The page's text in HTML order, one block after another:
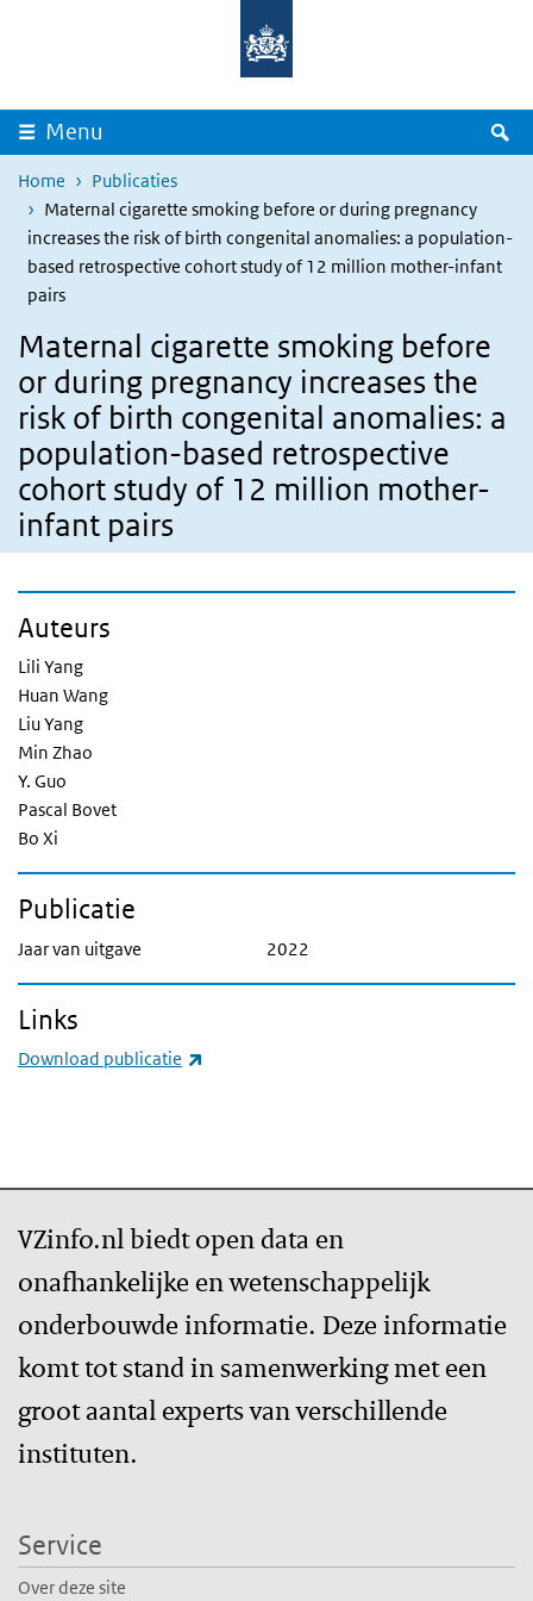
Overslaan en naar de inhoud gaan
Menu
Home
Publicaties
Maternal cigarette smoking before or during pregnancy
increases the risk of birth congenital anomalies: a population-
based retrospective cohort study of 12 million mother-infant
pairs
Maternal cigarette smoking before
or during pregnancy increases the
risk of birth congenital anomalies: a
population-based retrospective
cohort study of 12 million mother-
infant pairs
Auteurs
Lili Yang
Huan Wang
Liu Yang
Min Zhao
Y. Guo
Pascal Bovet
Bo Xi
Publicatie
Jaar van uitgave 2022
Links
Download publicatie
VZinfo.nl biedt open data en
onafhankelijke en wetenschappelijk
onderbouwde informatie. Deze informatie
komt tot stand in samenwerking met een
groot aantal experts van verschillende
instituten.
Service
Over deze site